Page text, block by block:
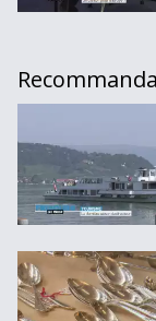
Découvrir des